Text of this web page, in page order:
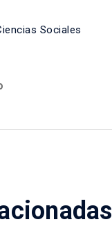
Sociales